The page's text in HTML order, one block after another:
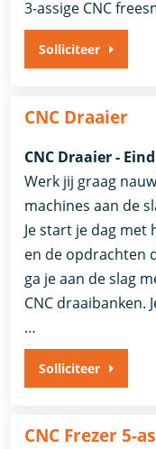
3-assige CNC
Solliciteer
CNC Draaier
CNC Draaier -
Werk jij graag
machines aan de
Je start je dag
en de opdrachten
ga je aan de slag
CNC draaibanken.
…
Solliciteer
CNC Frezer 5-